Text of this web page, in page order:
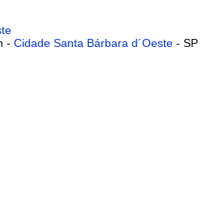
- Cidade Santa Bárbara d´Oeste - SP